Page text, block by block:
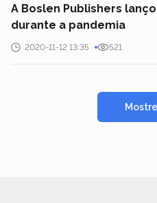
A Boslen Publishers
durante a pandemia
2020-11-12 13:35 521